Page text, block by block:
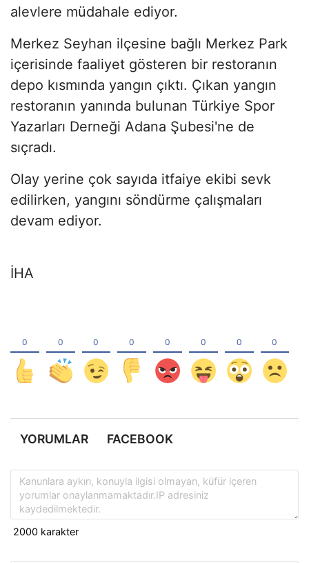
alevlere müdahale ediyor.
Merkez Seyhan ilçesine bağlı Merkez Park
içerisinde faaliyet gösteren bir restoranın
depo kısmında yangın çıktı. Çıkan yangın
restoranın yanında bulunan Türkiye Spor
Yazarları Derneği Adana Şubesi'ne de
sıçradı.
Olay yerine çok sayıda itfaiye ekibi sevk
edilirken, yangını söndürme çalışmaları
devam ediyor.
İHA
YORUMLAR FACEBOOK